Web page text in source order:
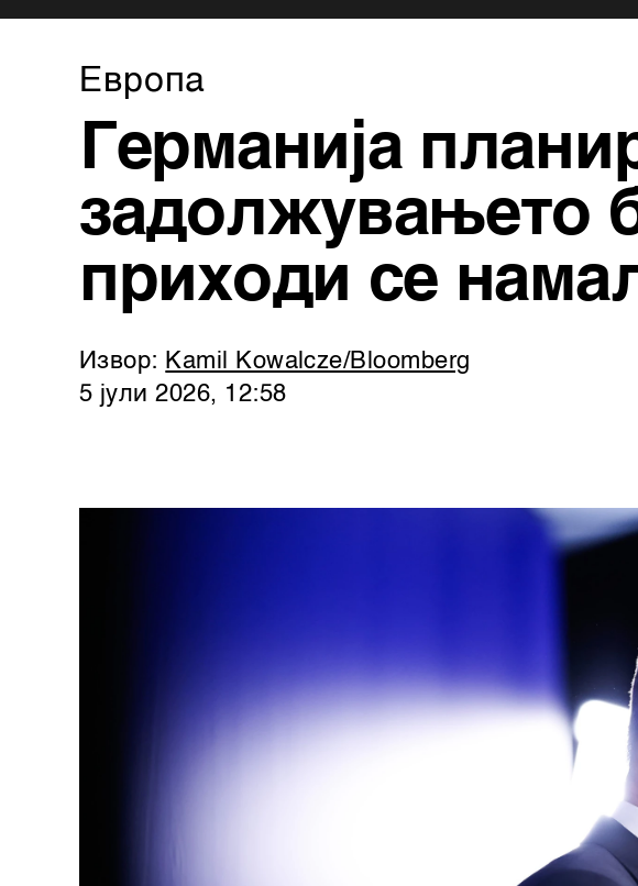
Европа
Германија
задолжувањето
приходи се
Извор: Kamil Kowalcze/Bloomberg
5 јули 2026, 12:58